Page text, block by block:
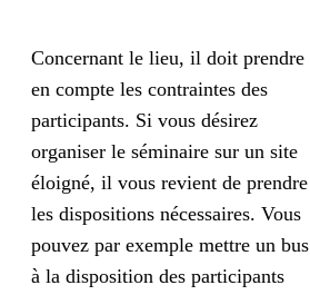
Concernant le lieu, il doit prendre
en compte les contraintes des
participants. Si vous désirez
organiser le séminaire sur un site
éloigné, il vous revient de prendre
les dispositions nécessaires. Vous
pouvez par exemple mettre un bus
à la disposition des participants